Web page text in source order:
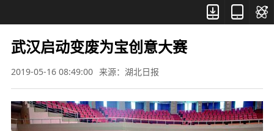



武汉启动变废为宝创意大赛
2019-05-16 08:49:00 来源：湖北日报